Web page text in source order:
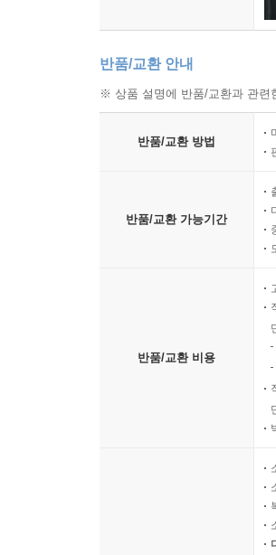
반품/교환 안내
※ 상품 설명에 반품/교환과 관련
반품/교환 방법
반품/교환 가능기간
반품/교환 비용